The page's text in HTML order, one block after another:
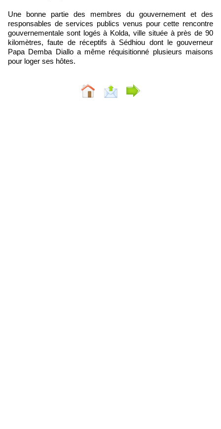
Une bonne partie des membres du gouvernement et des
responsables de services publics venus pour cette rencontre
gouvernementale sont logés à Kolda, ville située à près de 90
kilomètres, faute de réceptifs à Sédhiou dont le gouverneur
Papa Demba Diallo a même réquisitionné plusieurs maisons
pour loger ses hôtes.